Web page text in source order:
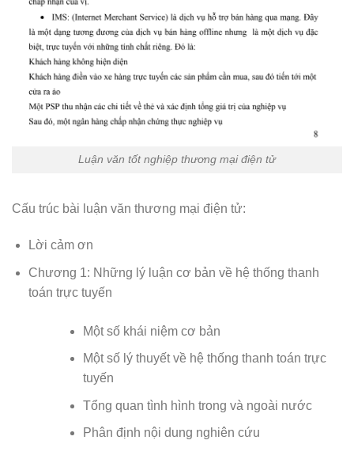
Luận văn tốt nghiệp thương mại điện tử
Cấu trúc bài luận văn thương mại điện tử:
Lời cảm ơn
Chương 1: Những lý luận cơ bản về hệ thống thanh
toán trực tuyến
Một số khái niệm cơ bản
Một số lý thuyết về hệ thống thanh toán trực
tuyến
Tổng quan tình hình trong và ngoài nước
Phân định nội dung nghiên cứu